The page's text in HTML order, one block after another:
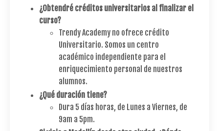
¿Obtendré créditos universitarios al finalizar el
curso?
Trendy Academy no ofrece crédito
Universitario. Somos un centro
académico independiente para el
enriquecimiento personal de nuestros
alumnos.
¿Qué duración tiene?
Dura 5 días horas, de Lunes a Viernes, de
9am a 5pm.